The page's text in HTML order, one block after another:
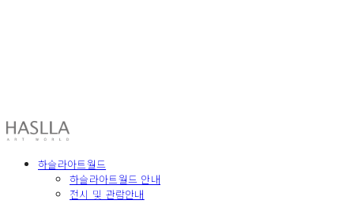
하슬라아트월드
하슬라아트월드 안내
전시 및 관람안내